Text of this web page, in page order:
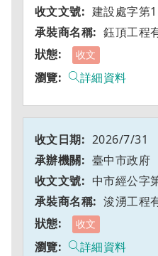
建設處字第
鈺頂工程
收文
詳細資料
2026/7/31
臺中市政府
中市經公字
浚湧工程
收文
詳細資料